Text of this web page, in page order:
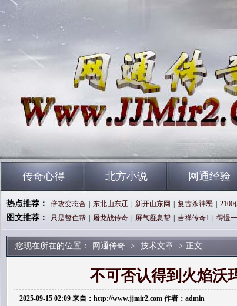
传奇心得 北方小说 网通经验
热点推荐： 倍攻变态合 东北山东辽 新开山东网 复古杀神恶 2100
图文推荐： 只是暂住帮 屠龙战传奇 屏气凝息帮 吉祥传奇1 得慢
您现在所在的位置： 网通传奇 > 技术文章 > 正文
不可否认得到火焰沃
2025-09-15 02:09 来自：http://www.jjmir2.com 作者：admin